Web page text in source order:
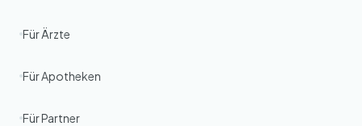
Für Ärzte
Für Apotheken
Für Partner